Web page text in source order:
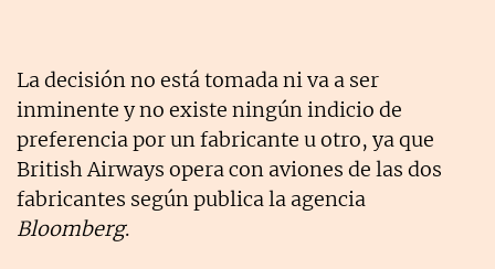
La decisión no está tomada ni va a ser
inminente y no existe ningún indicio de
preferencia por un fabricante u otro, ya que
British Airways opera con aviones de las dos
fabricantes según publica la agencia
Bloomberg.